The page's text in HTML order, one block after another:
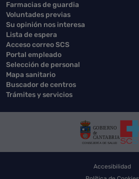
Farmacias de guardia
Voluntades previas
Su opinión nos interesa
Lista de espera
Acceso correo SCS
Portal empleado
Selección de personal
Mapa sanitario
Buscador de centros
Trámites y servicios
Accesibilidad